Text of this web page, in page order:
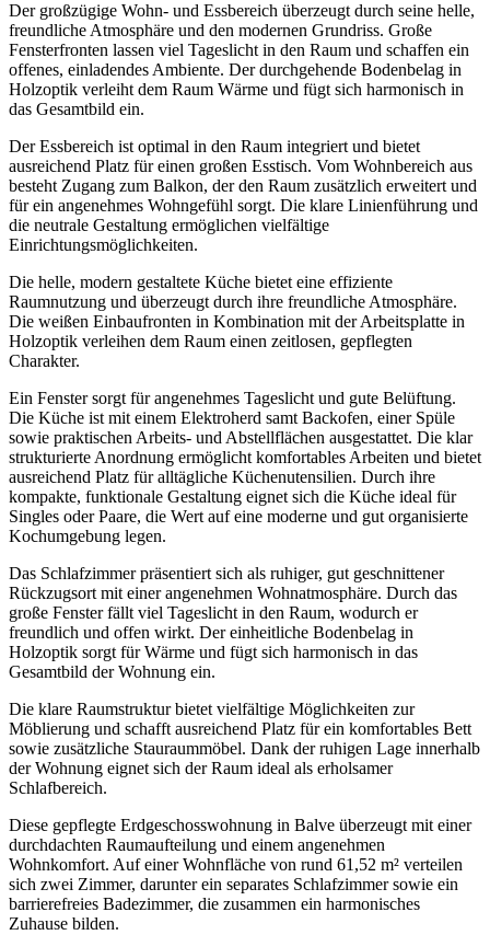
Der großzügige Wohn‑ und Essbereich überzeugt durch seine helle,
freundliche Atmosphäre und den modernen Grundriss. Große
Fensterfronten lassen viel Tageslicht in den Raum und schaffen ein
offenes, einladendes Ambiente. Der durchgehende Bodenbelag in
Holzoptik verleiht dem Raum Wärme und fügt sich harmonisch in
das Gesamtbild ein.
Der Essbereich ist optimal in den Raum integriert und bietet
ausreichend Platz für einen großen Esstisch. Vom Wohnbereich aus
besteht Zugang zum Balkon, der den Raum zusätzlich erweitert und
für ein angenehmes Wohngefühl sorgt. Die klare Linienführung und
die neutrale Gestaltung ermöglichen vielfältige
Einrichtungsmöglichkeiten.
Die helle, modern gestaltete Küche bietet eine effiziente
Raumnutzung und überzeugt durch ihre freundliche Atmosphäre.
Die weißen Einbaufronten in Kombination mit der Arbeitsplatte in
Holzoptik verleihen dem Raum einen zeitlosen, gepflegten
Charakter.
Ein Fenster sorgt für angenehmes Tageslicht und gute Belüftung.
Die Küche ist mit einem Elektroherd samt Backofen, einer Spüle
sowie praktischen Arbeits- und Abstellflächen ausgestattet. Die klar
strukturierte Anordnung ermöglicht komfortables Arbeiten und bietet
ausreichend Platz für alltägliche Küchenutensilien. Durch ihre
kompakte, funktionale Gestaltung eignet sich die Küche ideal für
Singles oder Paare, die Wert auf eine moderne und gut organisierte
Kochumgebung legen.
Das Schlafzimmer präsentiert sich als ruhiger, gut geschnittener
Rückzugsort mit einer angenehmen Wohnatmosphäre. Durch das
große Fenster fällt viel Tageslicht in den Raum, wodurch er
freundlich und offen wirkt. Der einheitliche Bodenbelag in
Holzoptik sorgt für Wärme und fügt sich harmonisch in das
Gesamtbild der Wohnung ein.
Die klare Raumstruktur bietet vielfältige Möglichkeiten zur
Möblierung und schafft ausreichend Platz für ein komfortables Bett
sowie zusätzliche Stauraummöbel. Dank der ruhigen Lage innerhalb
der Wohnung eignet sich der Raum ideal als erholsamer
Schlafbereich.
Diese gepflegte Erdgeschosswohnung in Balve überzeugt mit einer
durchdachten Raumaufteilung und einem angenehmen
Wohnkomfort. Auf einer Wohnfläche von rund 61,52 m² verteilen
sich zwei Zimmer, darunter ein separates Schlafzimmer sowie ein
barrierefreies Badezimmer, die zusammen ein harmonisches
Zuhause bilden.